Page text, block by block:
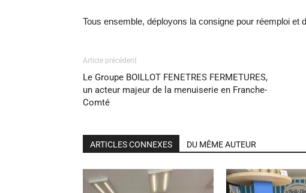
Tous ensemble, déployons la consigne pour réemploi et
Article précédent
Le Groupe BOILLOT FENETRES FERMETURES,
un acteur majeur de la menuiserie en Franche-
Comté
ARTICLES CONNEXES DU MÊME AUTEUR